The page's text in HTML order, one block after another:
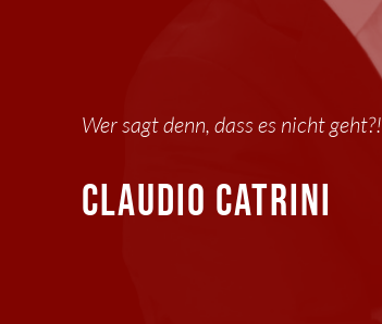
Wer sagt denn, dass es nicht geht?!
Claudio catrini